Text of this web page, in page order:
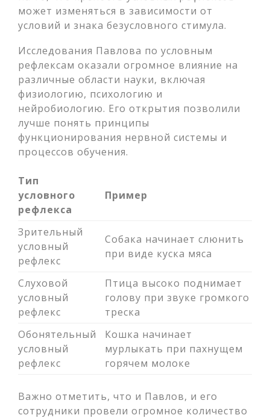
может изменяться в зависимости от
условий и знака безусловного стимула.
Исследования Павлова по условным
рефлексам оказали огромное влияние на
различные области науки, включая
физиологию, психологию и
нейробиологию. Его открытия позволили
лучше понять принципы
функционирования нервной системы и
процессов обучения.
Тип
условного
рефлекса
Пример
Зрительный
условный
рефлекс
Собака начинает слюнить
при виде куска мяса
Слуховой
условный
рефлекс
Птица высоко поднимает
голову при звуке громкого
треска
Обонятельный
условный
рефлекс
Кошка начинает
мурлыкать при пахнущем
горячем молоке
Важно отметить, что и Павлов, и его
сотрудники провели огромное количество